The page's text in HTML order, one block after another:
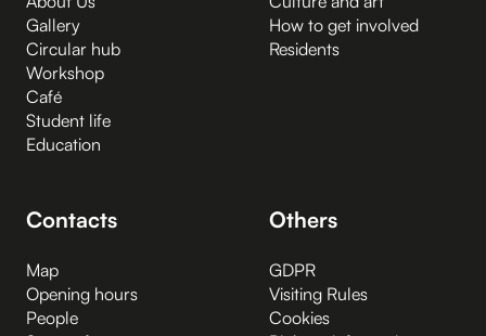
Gallery
Circular hub
Workshop
Café
Student life
Education
How to get involved
Residents
Contacts
Map
Opening hours
People
Others
GDPR
Visiting Rules
Cookies